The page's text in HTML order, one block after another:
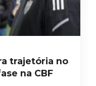
trajetória no
na CBF